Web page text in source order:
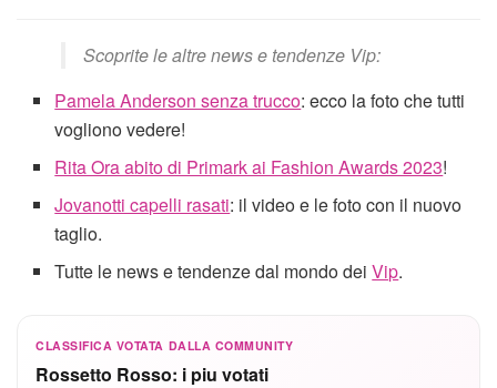
Scoprite le altre news e tendenze Vip:
Pamela Anderson senza trucco: ecco la foto che tutti
vogliono vedere!
Rita Ora abito di Primark ai Fashion Awards 2023!
Jovanotti capelli rasati: il video e le foto con il nuovo
taglio.
Tutte le news e tendenze dal mondo deiVip.
CLASSIFICA VOTATA DALLA COMMUNITY
Rossetto Rosso: i piu votati